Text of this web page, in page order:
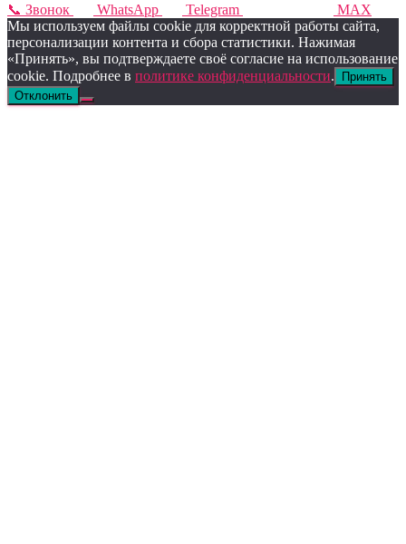
📞 Звонок WhatsApp Telegram
MAX
Мы используем файлы cookie для корректной работы сайта,
персонализации контента и сбора статистики. Нажимая
«Принять», вы подтверждаете своё согласие на использование
cookie. Подробнее в политике конфиденциальности.
Принять
Отклонить